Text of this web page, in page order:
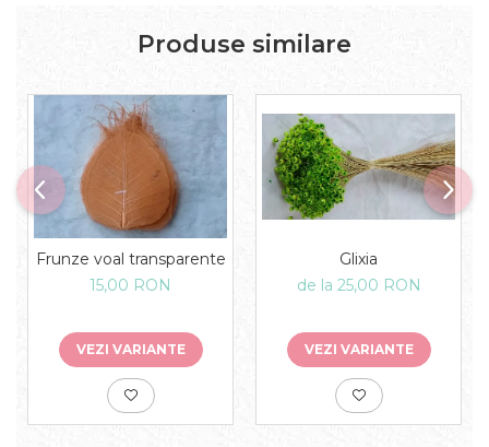
Produse similare
Frunze voal transparente
15,00 RON
VEZI VARIANTE
Glixia
de la 25,00 RON
VEZI VARIANTE